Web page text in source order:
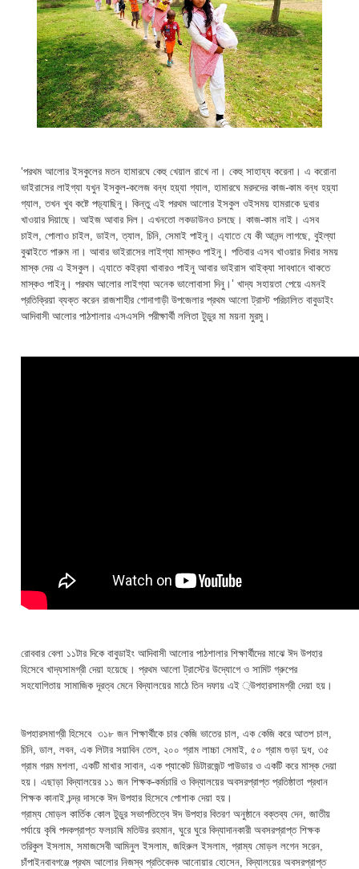
‘পরথম আলোর ইসকুলের মতন হামারঘে কেহু খেয়াল রাখে না। কেহু সাহায্য করেনা। এ করোনা
ভাইরাসের লাইগ্যা যখুন ইসকুল-কলেজ বন্ধ হয়্যা গ্যাল, হামারঘে মরদদের কাজ-কাম বন্ধ হয়্যা
গ্যাল, তখন খুব কষ্টে পড়্যাছিনু। কিন্তু এই পরথম আলোর ইসকুল ওইসময় হামরাকে দুবার
খাওয়ার দিয়াছে। আইজ আবার দিল। এখনতো লকডাউনও চলছে। কাজ-কাম নাই। এসব
চাইল, পোলাও চাইল, ডাইল, ত্যাল, চিনি, সেমাই পাইনু। এ্যাতে যে কী আনন্দ লাগছে, বুইল্যা
বুঝাইতে পারুম না। আবার ভাইরাসের লাইগ্যা মাস্কও পাইনু। পতিবার এসব খাওয়ার দিবার সময়
মাস্ক দেয় এ ইসকুল। এ্যাতে কইর‌্যা খাবারও পাইনু আবার ভাইরাস থাইক্যা সাবধানে থাকতে
মাস্কও পাইনু। পরথম আলোর লাইগ্যা অনেক ভালোবাসা দিনু।’ খাদ্য সহায়তা পেয়ে এমনই
প্রতিক্রিয়া ব্যক্ত করেন রাজশাহীর গোদাগাড়ী উপজেলার প্রথম আলো ট্রাস্ট পরিচালিত বাবুডাইং
আদিবাসী আলোর পাঠশালার এসএসসি পরীক্ষার্থী ললিতা টুডুর মা ময়না মুরমু।
রোববার বেলা ১১টার দিকে বাবুডাইং আদিবাসী আলোর পাঠশালার শিক্ষার্থীদের মাঝে ঈদ উপহার
হিসেবে খাদ্যসামগ্রী দেয়া হয়েছে। প্রথম আলো ট্রাস্টের উদ্যোগে ও সামিট গ্রুপের
সহযোগিতায় সামাজিক দূরত্ব মেনে বিদ্যালয়ের মাঠে তিন দফায় এই ্উপহারসামগ্রী দেয়া হয়।
উপহারসমাগ্রী হিসেবে ৩১৮ জন শিক্ষার্থীকে চার কেজি ভাতের চাল, এক কেজি করে আতপ চাল,
চিনি, ডাল, লবন, এক লিটার সয়াবিন তেল, ২০০ গ্রাম লাচ্চা সেমাই, ৫০ গ্রাম গুড়া দুধ, ৩৫
গ্রাম গরম মশলা, একটি মাখার সাবান, এক প্যাকেট ডিটারজেন্ট পাউডার ও একটি করে মাস্ক দেয়া
হয়। এছাড়া বিদ্যালয়ের ১১ জন শিক্ষক-কর্মচারি ও বিদ্যালয়ের অবসরপ্রাপ্ত প্রতিষ্ঠাতা প্রধান
শিক্ষক কানাই চন্দ্র দাসকে ঈদ উপহার হিসেবে পোশাক দেয়া হয়।
গ্রাম্য মোড়ল কার্তিক কোল টুডুর সভাপতিত্বে ঈদ উপহার বিতরণ অনুষ্ঠানে বক্তব্য দেন, জাতীয়
পর্যায়ে কৃষি পদকপ্রাপ্ত ফলচাষি মতিউর রহমান, ঘুরে ঘুরে বিদ্যাদানকারী অবসরপ্রাপ্ত শিক্ষক
তরিকুল ইসলাম, সমাজসেবী আমিনুল ইসলাম, জহিরুল ইসলাম, গ্রাম্য মোড়ল লগেন সরেন,
চাঁপাইনবাবগঞ্জে প্রথম আলোর নিজস্ব প্রতিবেদক আনোয়ার হোসেন, বিদ্যালয়ের অবসরপ্রাপ্ত